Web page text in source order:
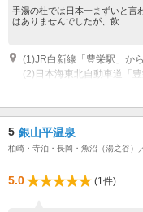
手湯の杜では日本一まずいと言
はありませんでしたが、飲...
(1)JR白新線「豊栄駅」か
(2)日本海東北自動車道「
5 銀山平温泉
柏崎・寺泊・長岡・魚沼（湯之谷）
5.0 (1件)